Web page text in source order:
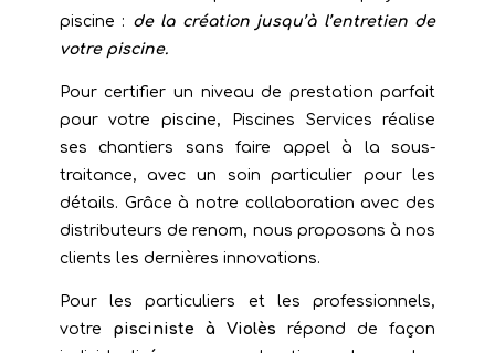
piscine : de la création jusqu’à l’entretien de
votre piscine.
Pour certifier un niveau de prestation parfait
pour votre piscine, Piscines Services réalise
ses chantiers sans faire appel à la sous-
traitance, avec un soin particulier pour les
détails. Grâce à notre collaboration avec des
distributeurs de renom, nous proposons à nos
clients les dernières innovations.
Pour les particuliers et les professionnels,
votre pisciniste à Violès répond de façon